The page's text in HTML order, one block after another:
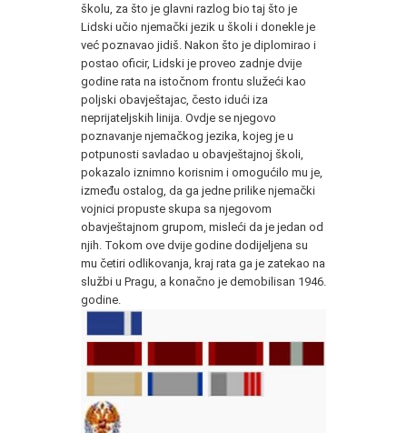
školu, za što je glavni razlog bio taj što je
Lidski učio njemački jezik u školi i donekle je
već poznavao jidiš. Nakon što je diplomirao i
postao oficir, Lidski je proveo zadnje dvije
godine rata na istočnom frontu služeći kao
poljski obavještajac, često idući iza
neprijateljskih linija. Ovdje se njegovo
poznavanje njemačkog jezika, kojeg je u
potpunosti savladao u obavještajnoj školi,
pokazalo iznimno korisnim i omogućilo mu je,
između ostalog, da ga jedne prilike njemački
vojnici propuste skupa sa njegovom
obavještajnom grupom, misleći da je jedan od
njih. Tokom ove dvije godine dodijeljena su
mu četiri odlikovanja, kraj rata ga je zatekao na
službi u Pragu, a konačno je demobilisan 1946.
godine.